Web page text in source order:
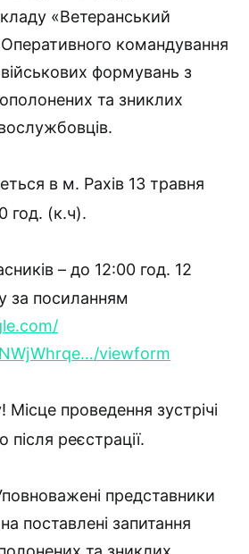
«Ветеранський
командування
формувань з
та зниклих
в м. Рахів 13 травня
год. (к.ч).
– до 12:00 год. 12
за посиланням
viewform
Місце проведення зустрічі
реєстрації.
представники
поставлені запитання